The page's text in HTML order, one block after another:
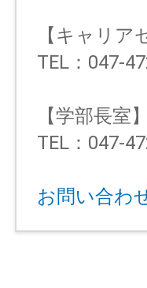
【キャリア
TEL：047-
【学部長室】
TEL：047-
お問い合わ